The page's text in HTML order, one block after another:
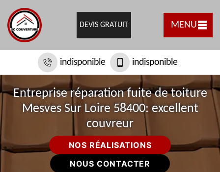
DEVIS GRATUIT MENU
indisponible indisponible
Entreprise réparation fuite de toiture
Mesves Sur Loire 58400: excellent
couvreur
NOS RÉALISATIONS
NOUS CONTACTER